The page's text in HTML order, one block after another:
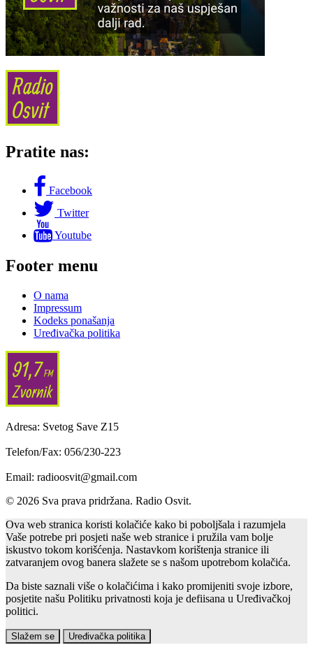
Pratite nas:
Facebook
Twitter
Youtube
Footer menu
O nama
Impressum
Kodeks ponašanja
Uređivačka politika
Adresa: Svetog Save Z15
Telefon/Fax: 056/230-223
Email: radioosvit@gmail.com
© 2026 Sva prava pridržana. Radio Osvit.
Ova web stranica koristi kolačiće kako bi poboljšala i razumjela
Vaše potrebe pri posjeti naše web stranice i pružila vam bolje
iskustvo tokom korišćenja. Nastavkom korištenja stranice ili
zatvaranjem ovog banera slažete se s našom upotrebom kolačića.
Da biste saznali više o kolačićima i kako promijeniti svoje izbore,
posjetite našu Politiku privatnosti koja je defiisana u Uređivačkoj
politici.
Slažem se Uređivačka politika